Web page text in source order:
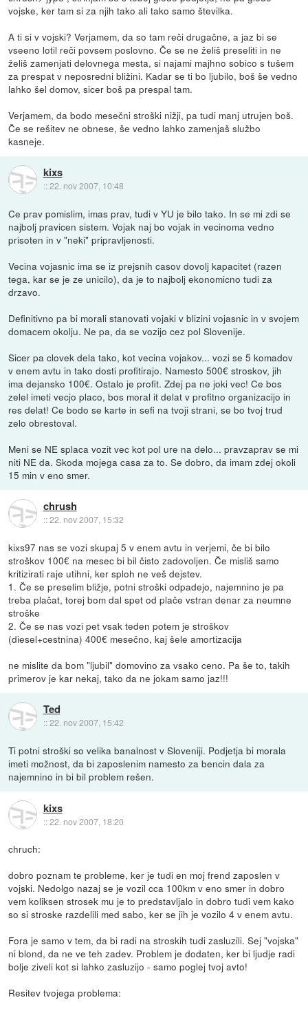
vojske, ker tam si za njih tako ali tako samo številka.
A ti si v vojski? Verjamem, da so tam reči drugačne, a jaz bi se
vseeno lotil reči povsem poslovno. Če se ne želiš preseliti in ne
želiš zamenjati delovnega mesta, si najami majhno sobico s tušem
za prespat v neposredni bližini. Kadar se ti bo ljubilo, boš še vedno
lahko šel domov, sicer boš pa prespal tam.
Verjamem, da bodo mesečni stroški nižji, pa tudi manj utrujen boš.
Če se rešitev ne obnese, še vedno lahko zamenjaš službo
kasneje.
kixs
::22. nov 2007, 10:48
Ce prav pomislim, imas prav, tudi v YU je bilo tako. In se mi zdi se
najbolj pravicen sistem. Vojak naj bo vojak in vecinoma vedno
prisoten in v "neki" pripravljenosti.
Vecina vojasnic ima se iz prejsnih casov dovolj kapacitet (razen
tega, kar se je ze unicilo), da je to najbolj ekonomicno tudi za
drzavo.
Definitivno pa bi morali stanovati vojaki v blizini vojasnic in v svojem
domacem okolju. Ne pa, da se vozijo cez pol Slovenije.
Sicer pa clovek dela tako, kot vecina vojakov... vozi se 5 komadov
v enem avtu in tako dosti profitirajo. Namesto 500€ stroskov, jih
ima dejansko 100€. Ostalo je profit. Zdej pa ne joki vec! Ce bos
zelel imeti vecjo placo, bos moral it delat v profitno organizacijo in
res delat! Ce bodo se karte in sefi na tvoji strani, se bo tvoj trud
zelo obrestoval.
Meni se NE splaca vozit vec kot pol ure na delo... pravzaprav se mi
niti NE da. Skoda mojega casa za to. Se dobro, da imam zdej okoli
15 min v eno smer.
chrush
::22. nov 2007, 15:32
kixs97 nas se vozi skupaj 5 v enem avtu in verjemi, če bi bilo
stroškov 100€ na mesec bi bil čisto zadovoljen. Če misliš samo
kritizirati raje utihni, ker sploh ne veš dejstev.
1. Če se preselim bližje, potni stroški odpadejo, najemnino je pa
treba plačat, torej bom dal spet od plače vstran denar za neumne
stroške
2. Če se nas vozi pet vsak teden potem je stroškov
(diesel+cestnina) 400€ mesečno, kaj šele amortizacija
ne mislite da bom "ljubil" domovino za vsako ceno. Pa še to, takih
primerov je kar nekaj, tako da ne jokam samo jaz!!!
Ted
::22. nov 2007, 15:42
Ti potni stroški so velika banalnost v Sloveniji. Podjetja bi morala
imeti možnost, da bi zaposlenim namesto za bencin dala za
najemnino in bi bil problem rešen.
kixs
::22. nov 2007, 18:20
chruch:
dobro poznam te probleme, ker je tudi en moj frend zaposlen v
vojski. Nedolgo nazaj se je vozil cca 100km v eno smer in dobro
vem koliksen strosek mu je to predstavljalo in dobro tudi vem kako
so si stroske razdelili med sabo, ker se jih je vozilo 4 v enem avtu.
Fora je samo v tem, da bi radi na stroskih tudi zasluzili. Sej "vojska"
ni blond, da ne ve teh zadev. Problem je dodaten, ker bi ljudje radi
bolje ziveli kot si lahko zasluzijo - samo poglej tvoj avto!
Resitev tvojega problema: